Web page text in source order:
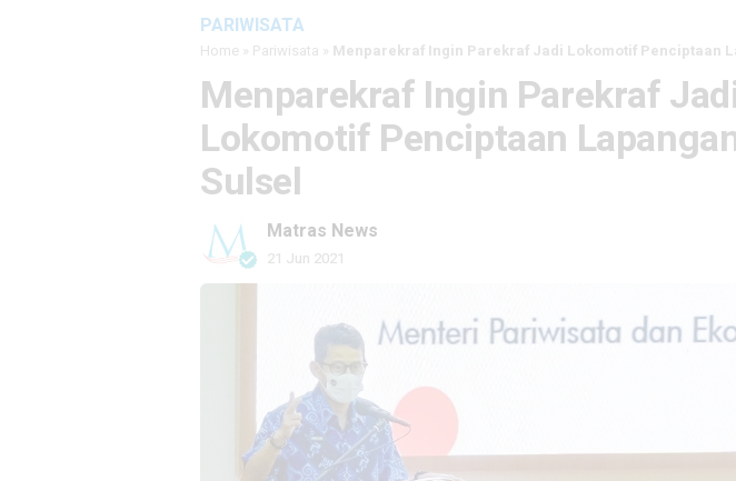
PARIWISATA
Home » Pariwisata » Menparekraf Ingin Parekraf Jadi Lokomotif Penciptaan
Menparekraf Ingin Parekraf
Lokomotif Penciptaan
Sulsel
Matras News
21 Jun 2021